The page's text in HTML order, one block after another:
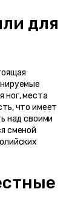
для
ног, места
что имеет
над своими
сменой